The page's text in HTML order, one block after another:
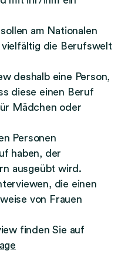
am Nationalen
die Berufswelt
deshalb eine Person,
diese einen Beruf
Mädchen oder
Personen
haben, der
ausgeübt wird.
die einen
von Frauen
finden Sie auf